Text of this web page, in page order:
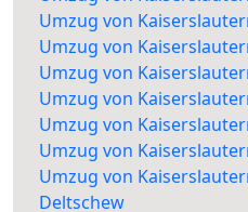
Umzug von
Umzug von
Umzug von
Umzug von
Umzug von
Umzug von
Umzug von
Deltschew